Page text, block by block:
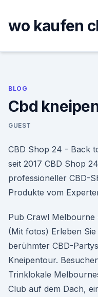
content
wo kaufen
BLOG
Cbd
GUEST
CBD Shop 24 - Back
seit 2017 CBD Shop
professioneller CBD-
Produkte vom
Pub Crawl Melbourne
(Mit fotos) Erleben
berühmter CBD-
Kneipentour.
Trinklokale
Club auf dem Dach,